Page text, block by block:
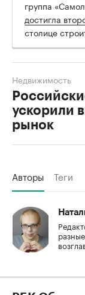
группа
достигла
столице
ускорили
рынок
Недвижимость
Авторы Теги